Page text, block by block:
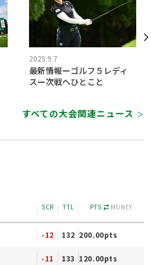
2025.9.7
最新情報ーゴルフ５レディ
スー次戦へひとこと
すべての大会関連ニュース ＞
SCR TTL PTS MONEY
-12 132 200.00pts
-11 133 120.00pts